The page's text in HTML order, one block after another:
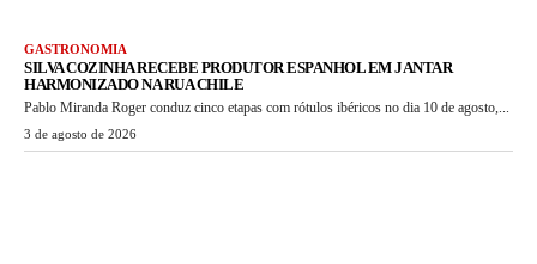
GASTRONOMIA
SILVA COZINHA RECEBE PRODUTOR ESPANHOL EM JANTAR
HARMONIZADO NA RUA CHILE
Pablo Miranda Roger conduz cinco etapas com rótulos ibéricos no dia 10 de agosto,...
3 de agosto de 2026